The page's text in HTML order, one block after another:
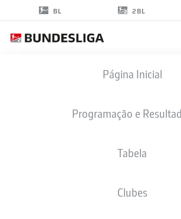
BL 2BL
Página Inicial
Programação e
Tabela
Clubes